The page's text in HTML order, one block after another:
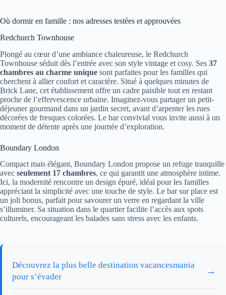
Où dormir en famille : nos adresses testées et approuvées
Redchurch Townhouse
Plongé au cœur d’une ambiance chaleureuse, le Redchurch
Townhouse séduit dès l’entrée avec son style vintage et cosy. Ses 37
chambres au charme unique sont parfaites pour les familles qui
cherchent à allier confort et caractère. Situé à quelques minutes de
Brick Lane, cet établissement offre un cadre paisible tout en restant
proche de l’effervescence urbaine. Imaginez-vous partager un petit-
déjeuner gourmand dans un jardin secret, avant d’arpenter les rues
décorées de fresques colorées. Le bar convivial vous invite aussi à un
moment de détente après une journée d’exploration.
Boundary London
Compact mais élégant, Boundary London propose un refuge tranquille
avec seulement 17 chambres, ce qui garantit une atmosphère intime.
Ici, la modernité rencontre un design épuré, idéal pour les familles
appréciant la simplicité avec une touche de style. Le bar sur place est
un joli bonus, parfait pour savourer un verre en regardant la ville
s’illuminer. Sa situation dans le quartier facilite l’accès aux spots
culturels, encourageant les balades sans stress avec les enfants.
Découvrez la plus belle destination vacancesmania
pour s’évader
→